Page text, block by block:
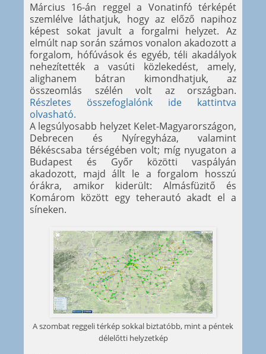
Március 16-án reggel a Vonatinfó térképét
szemlélve láthatjuk, hogy az előző napihoz
képest sokat javult a forgalmi helyzet. Az
elmúlt nap során számos vonalon akadozott a
forgalom, hófúvások és egyéb, téli akadályok
nehezítették a vasúti közlekedést, amely,
alighanem bátran kimondhatjuk, az
összeomlás szélén volt az országban.
Részletes összefoglalónk ide kattintva
olvasható.
A legsúlyosabb helyzet Kelet-Magyarországon,
Debrecen és Nyíregyháza, valamint
Békéscsaba térségében volt; míg nyugaton a
Budapest és Győr közötti vaspályán
akadozott, majd állt le a forgalom hosszú
órákra, amikor kiderült: Almásfüzitő és
Komárom között egy teherautó akadt el a
síneken.
A szombat reggeli térkép sokkal biztatóbb, mint a péntek
délelőtti helyzetkép